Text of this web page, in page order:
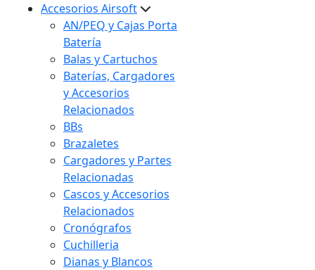
Accesorios Airsoft
AN/PEQ y Cajas Porta
Batería
Balas y Cartuchos
Baterías, Cargadores
y Accesorios
Relacionados
BBs
Brazaletes
Cargadores y Partes
Relacionadas
Cascos y Accesorios
Relacionados
Cronógrafos
Cuchilleria
Dianas y Blancos